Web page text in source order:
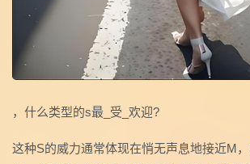
，什么类型的s最_受_欢迎?
这种S的威力通常体现在悄无声息地接近M